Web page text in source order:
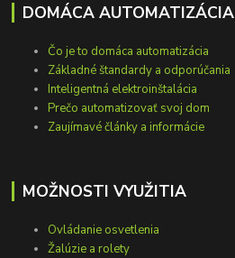
DOMÁCA AUTOMATIZÁCIA
Čo je to domáca automatizácia
Základné štandardy a odporúčania
Inteligentná elektroinštalácia
Prečo automatizovať svoj dom
Zaujímavé články a informácie
MOŽNOSTI VYUŽITIA
Ovládanie osvetlenia
Žalúzie a rolety